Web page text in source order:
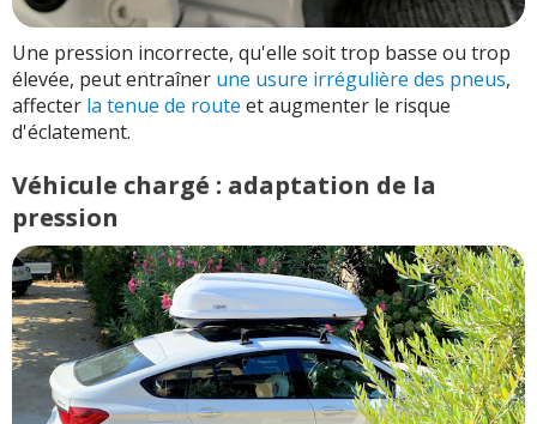
Une pression incorrecte, qu'elle soit trop basse ou trop
élevée, peut entraîner une usure irrégulière des pneus,
affecter la tenue de route et augmenter le risque
d'éclatement.
Véhicule chargé : adaptation de la
pression